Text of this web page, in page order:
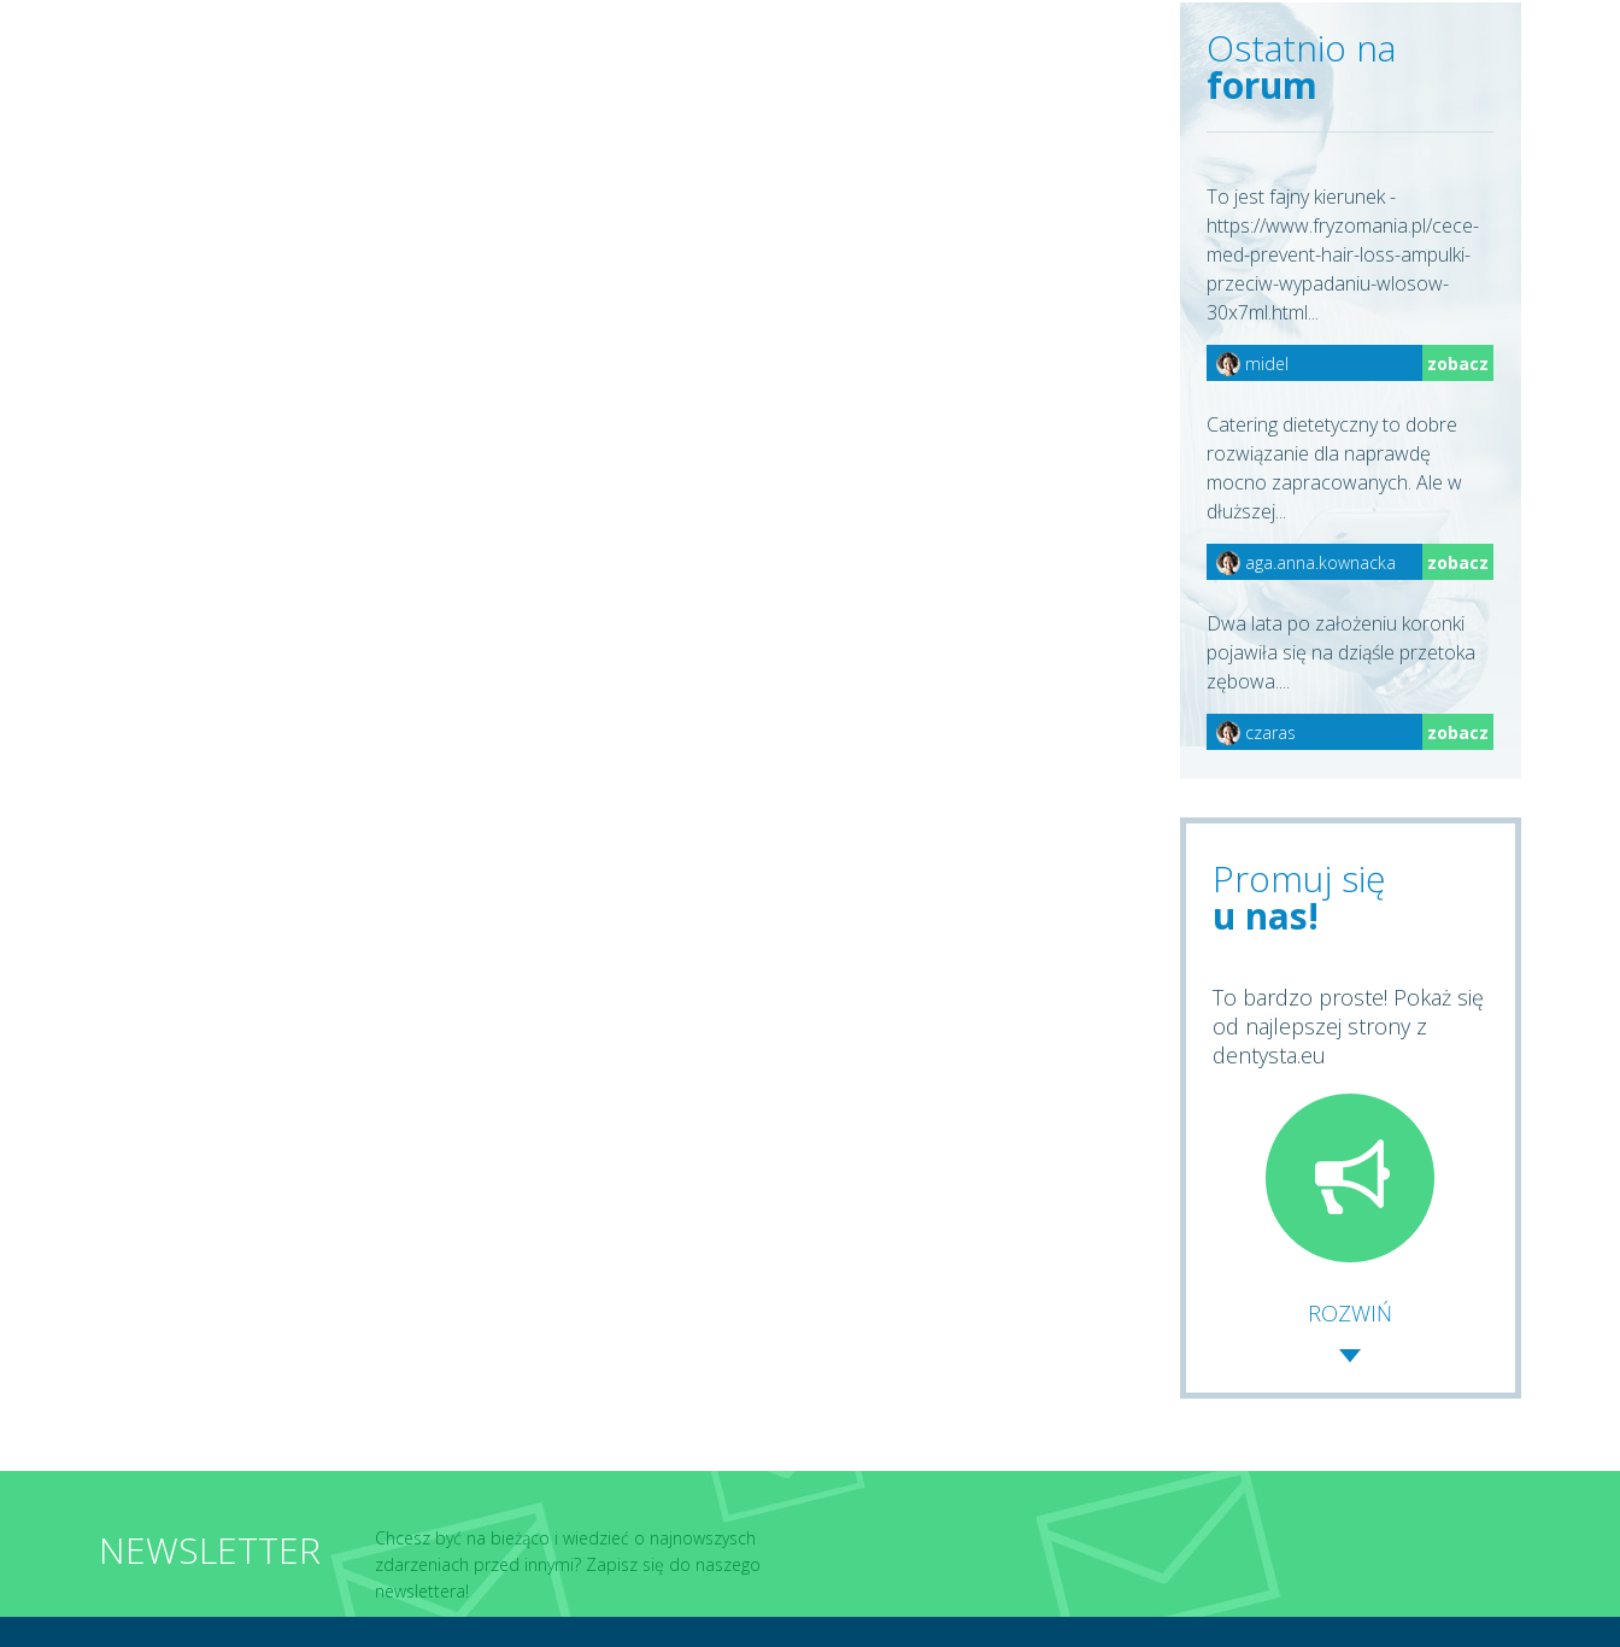
Ostatnio na
forum
To jest fajny kierunek -
https://www.fryzomania.pl/cece-
med-prevent-hair-loss-ampulki-
przeciw-wypadaniu-wlosow-
30x7ml.html...
midel zobacz
Catering dietetyczny to dobre
rozwiązanie dla naprawdę
mocno zapracowanych. Ale w
dłuższej...
aga.anna.kownacka zobacz
Dwa lata po założeniu koronki
pojawiła się na dziąśle przetoka
zębowa....
czaras zobacz
Promuj się
u nas!
To bardzo proste! Pokaż się
od najlepszej strony z
dentysta.eu
ROZWIŃ
NEWSLETTER
Chcesz być na bieżąco i wiedzieć o najnowszysch
zdarzeniach przed innymi? Zapisz się do naszego
newslettera!